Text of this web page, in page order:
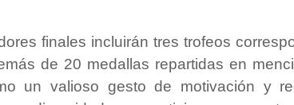
finales incluirán tres trofeos
de 20 medallas repartidas en
un valioso gesto de motivación y